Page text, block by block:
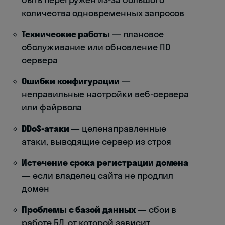
количества одновременных запросов
Технические работы — плановое
обслуживание или обновление ПО
сервера
Ошибки конфигурации —
неправильные настройки веб-сервера
или файрвола
DDoS-атаки — целенаправленные
атаки, выводящие сервер из строя
Истечение срока регистрации домена
— если владелец сайта не продлил
домен
Проблемы с базой данных— сбои в
работе БД, от которой зависит